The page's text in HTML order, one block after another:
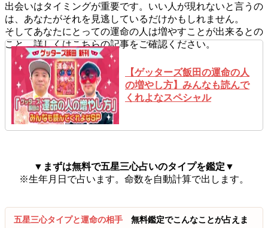
出会いはタイミングが重要です。いい人が現れないと言うの
は、あなたがそれを見逃しているだけかもしれません。
そしてあなたにとっての運命の人は増やすことが出来るとの
こと、詳しくはこちらの記事をご確認ください。
【ゲッターズ飯田の運命の人
の増やし方】みんなも読んで
くれよなスペシャル
▼まずは無料で五星三心占いのタイプを鑑定▼
※生年月日で占います。命数を自動計算で出します。
五星三心タイプと運命の相手 無料鑑定でこんなことが占えま